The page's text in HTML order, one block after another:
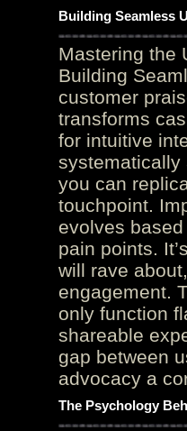
Building Seamless
Mastering the
Building
customer
transforms
for intuitive
systematically
you can
touchpoint.
evolves
pain points.
will rave
engagement.
only function
shareable
gap between
advocacy a
The Psychology